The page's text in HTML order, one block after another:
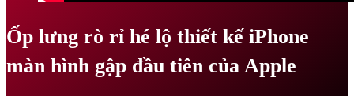
Ốp lưng rò rỉ hé lộ thiết kế iPhone
màn hình gập đầu tiên của Apple